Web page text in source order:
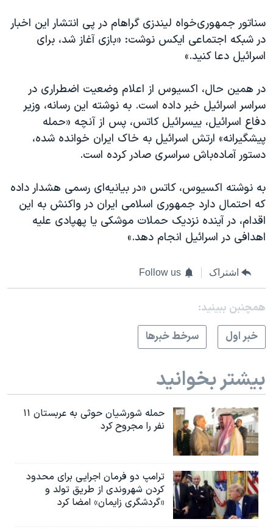
سناتور جمهوری‌خواه لیندزی گراهام در پی انتشار این اخبار
در شبکه اجتماعی ایکس نوشت: «بازی آغاز شد، برای
اسرائیل دعا کنید.»
در همین حال، اکسیوس از اعلام وضعیت اضطراری در
سراسر اسرائیل خبر داده است. به نوشته این رسانه، وزیر
دفاع اسرائیل، ییسرا‌ئیل کاتس، پس از آنچه «حمله
پیشگیرانه» ارتش اسرائیل به خاک ایران خوانده شده،
دستور آماده‌باش سراسری صادر کرده است.
به نوشته اکسیوس، کاتس «در بیانیه‌ای رسمی هشدار داده
که احتمال دارد جمهوری اسلامی ایران در واکنش به این
اقدام، در آینده نزدیک حملات موشکی یا پهپادی علیه
اهدافی در اسرائیل انجام دهد.»
اشتراک Follow us
همچنبن ببینید:
خبر اول
سرخط خبرها
بیشتر بخوانید
حمله شورشیان حوثی به عربستان ۱۱
نفر را مجروح کرد
ترامپ دو فرمان اجرایی برای محدود
کردن شهروندی از طریق تولد و
«گردشگری زایمان» امضا کرد